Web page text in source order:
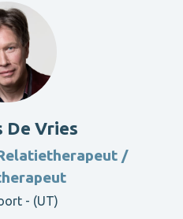
De Vries
/
- (UT)